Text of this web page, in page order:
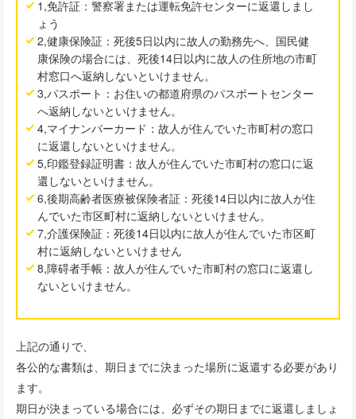
1,免許証：警察署または運転免許センターに返還しまし
ょう
2,健康保険証：死後5日以内に故人の勤務先へ、国民健
康保険の場合には、死後14日以内に故人の住所地の市町
村窓口へ返納しないといけません。
3,パスポート：お住いの都道府県のパスポートセンター
へ返納しないといけません。
4,マイナンバーカード：故人が住んでいた市町村の窓口
に返還しないといけません。
5,印鑑登録証明書：故人が住んでいた市町村の窓口に返
還しないといけません。
6,後期高齢者医療被保険者証：死後14日以内に故人が住
んでいた市区町村に返納しないといけません。
7,介護保険証：死後14日以内に故人が住んでいた市区町
村に返納しないといけません
8,障碍者手帳：故人が住んでいた市町村の窓口に返還し
ないといけません。
上記の通りで、
各公的な書類は、期日までに決まった場所に返還する必要があり
ます。
期日が決まっている場合には、必ずその期日までに返還しましょ